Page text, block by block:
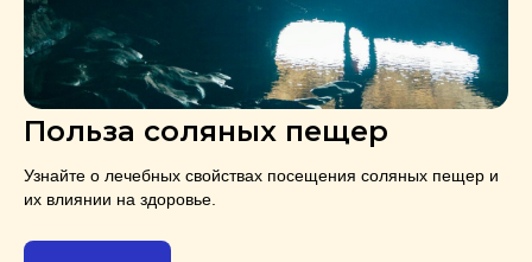
Польза соляных пещер
Узнайте о лечебных свойствах посещения соляных пещер и
их влиянии на здоровье.